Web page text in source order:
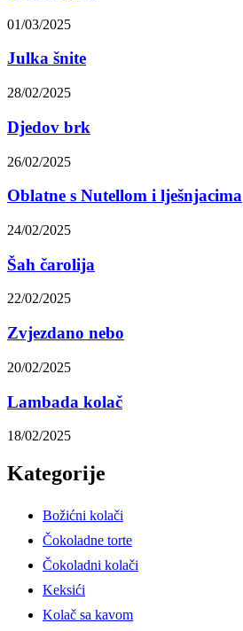
01/03/2025
Julka šnite
28/02/2025
Djedov brk
26/02/2025
Oblatne s Nutellom i lješnjacima
24/02/2025
Šah čarolija
22/02/2025
Zvjezdano nebo
20/02/2025
Lambada kolač
18/02/2025
Kategorije
Božićni kolači
Čokoladne torte
Čokoladni kolači
Keksići
Kolač sa kavom